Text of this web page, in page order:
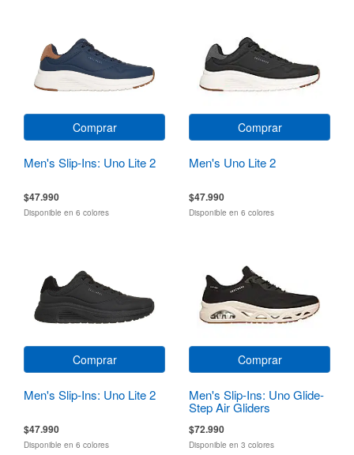
Comprar
Men's Slip-Ins: Uno Lite 2
$47.990
Disponible en 6 colores
Comprar
Men's Uno Lite 2
$47.990
Disponible en 6 colores
Comprar
Men's Slip-Ins: Uno Lite 2
$47.990
Disponible en 6 colores
Comprar
Men's Slip-Ins: Uno Glide-
Step Air Gliders
$72.990
Disponible en 3 colores